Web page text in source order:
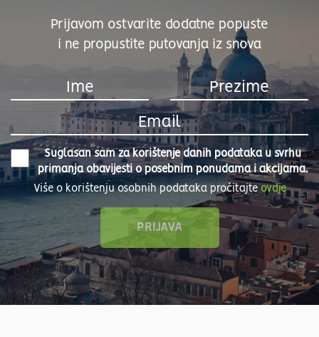
Prijavom ostvarite dodatne popuste
i ne propustite putovanja iz snova
Suglasan sam za korištenje danih podataka u svrhu
primanja obavijesti o posebnim ponudama i akcijama.
Više o korištenju osobnih podataka pročitajteovdje